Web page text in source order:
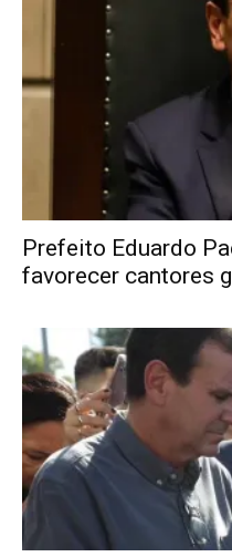
Prefeito Eduardo
favorecer cantores